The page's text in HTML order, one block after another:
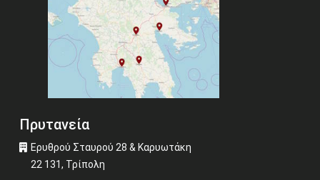
Πρυτανεία
Ερυθρού Σταυρού 28 & Καρυωτάκη
22 131, Τρίπολη